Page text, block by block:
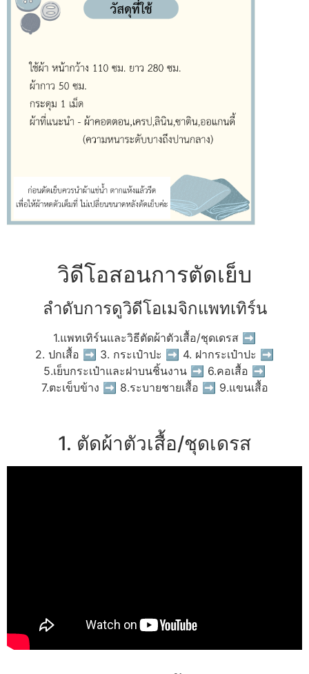
วิดีโอสอนการตัดเย็บ
ลำดับการดูวิดีโอเมจิกแพทเทิร์น
1.แพทเทิร์นและวิธีตัดผ้าตัวเสื้อ/ชุดเดรส ➡
2. ปกเสื้อ ➡ 3. กระเป๋าปะ ➡ 4. ฝากระเป๋าปะ ➡
5.เย็บกระเป๋าและฝาบนชิ้นงาน ➡ 6.คอเสื้อ ➡
7.ตะเข็บข้าง ➡ 8.ระบายชายเสื้อ ➡ 9.แขนเสื้อ
1. ตัดผ้าตัวเสื้อ/ชุดเดรส